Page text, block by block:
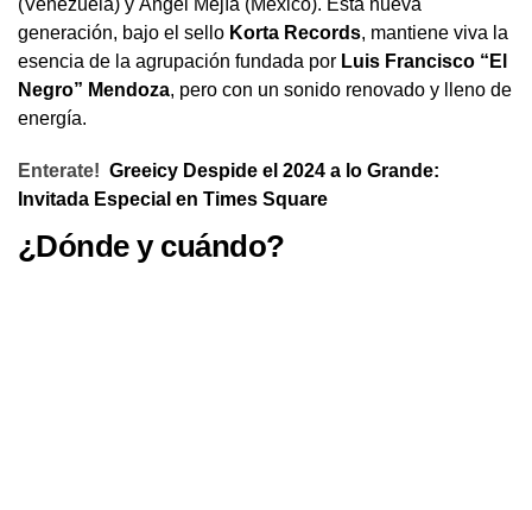
(Venezuela) y Ángel Mejía (México). Esta nueva
generación, bajo el sello Korta Records, mantiene viva la
esencia de la agrupación fundada por Luis Francisco “El
Negro” Mendoza, pero con un sonido renovado y lleno de
energía.
Enterate! Greeicy Despide el 2024 a lo Grande:
Invitada Especial en Times Square
¿Dónde y cuándo?